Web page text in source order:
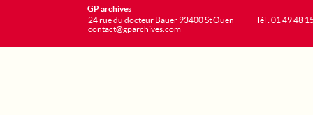
GP archives
24 rue du docteur Bauer 93400 St Ouen
contact@gparchives.com
Tél : 01 49 48